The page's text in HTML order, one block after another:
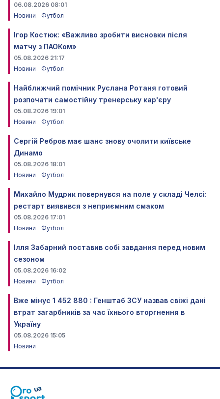
06.08.2026 08:01
Новини
Футбол
Ігор Костюк: «Важливо зробити висновки після
матчу з ПАОКом»
05.08.2026 21:17
Новини
Футбол
Найближчий помічник Руслана Ротаня готовий
розпочати самостійну тренерську кар'єру
05.08.2026 19:01
Новини
Футбол
Сергій Ребров має шанс знову очолити київське
Динамо
05.08.2026 18:01
Новини
Футбол
Михайло Мудрик повернувся на поле у складі Челсі:
рестарт виявився з неприємним смаком
05.08.2026 17:01
Новини
Футбол
Ілля Забарний поставив собі завдання перед новим
сезоном
05.08.2026 16:02
Новини
Футбол
Вже мінус 1 452 880 : Генштаб ЗСУ назвав свіжі дані
втрат загарбників за час їхнього вторгнення в
Україну
05.08.2026 15:05
Новини